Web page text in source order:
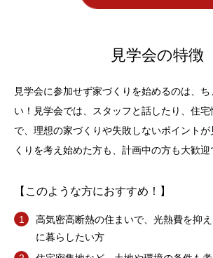
見学会の特徴
見学会に参加せず家づくりを始めるのは、
い！見学会では、スタッフと話したり、住宅
で、理想の家づくりや失敗しないポイント
くりを考え始めた方も、計画中の方も大歓迎
【このような方におすすめ！】
高気密高断熱の住まいで、光熱費を抑
に暮らしたい方